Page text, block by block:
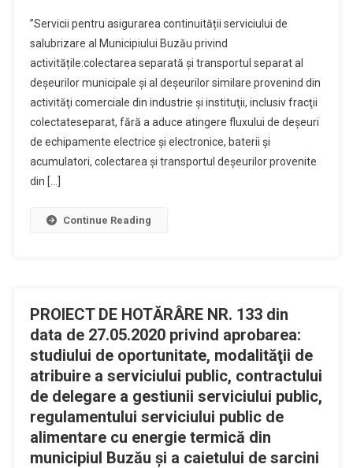
”Servicii pentru asigurarea continuității serviciului de
salubrizare al Municipiului Buzău privind
activitățile:colectarea separată şi transportul separat al
deşeurilor municipale şi al deşeurilor similare provenind din
activităţi comerciale din industrie şi instituţii, inclusiv fracţii
colectateseparat, fără a aduce atingere fluxului de deşeuri
de echipamente electrice şi electronice, baterii şi
acumulatori, colectarea şi transportul deşeurilor provenite
din […]
Continue Reading
PROIECT DE HOTĂRÂRE NR. 133 din
data de 27.05.2020 privind aprobarea:
studiului de oportunitate, modalităţii de
atribuire a serviciului public, contractului
de delegare a gestiunii serviciului public,
regulamentului serviciului public de
alimentare cu energie termică din
municipiul Buzău şi a caietului de sarcini